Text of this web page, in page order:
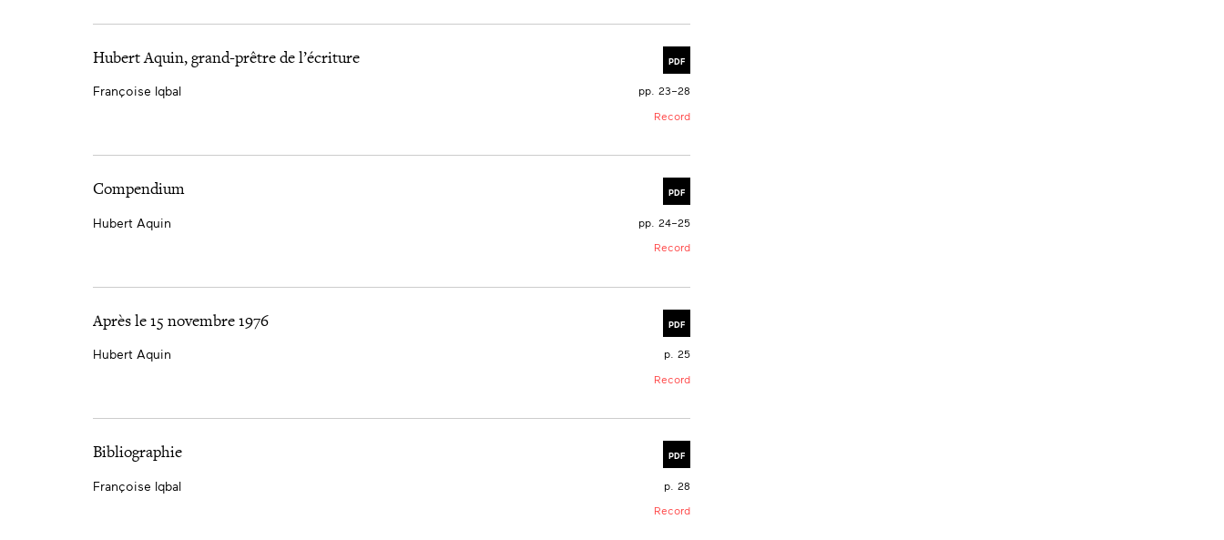
PDF
Hubert Aquin, grand-prêtre de l’écriture
Françoise Iqbal
pp. 23–28
Record
PDF
Compendium
Hubert Aquin
pp. 24–25
Record
PDF
Après le 15 novembre 1976
Hubert Aquin
p. 25
Record
PDF
Bibliographie
Françoise Iqbal
p. 28
Record